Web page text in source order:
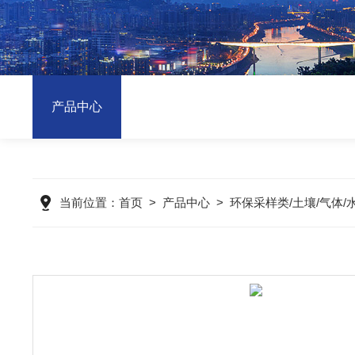
产品中心
当前位置： 首页> 产品中心> 环保采样类/土壤/气体/